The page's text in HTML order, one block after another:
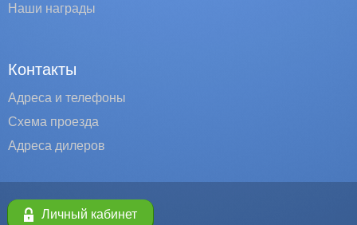
Наши награды
Контакты
Адреса и телефоны
Схема проезда
Адреса дилеров
Личный кабинет